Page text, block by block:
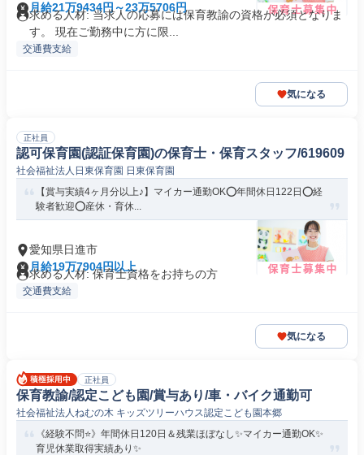
月給21万9434円～23万5706円
求める人材: 当求人の応募には保育教諭の資格が必須となりま
す。 現在ご勤務中に方に限...
交通費支給
気になる
正社員
認可保育園(認証保育園)の保育士・保育スタッフ/619609
社会福祉法人日東保育園 日東保育園
【賞与実績4ヶ月分以上♪】マイカー通勤OK⭕️年間休日122日⭕️経
験者歓迎⭕️産休・育休...
愛知県日進市
月給19万7904円以上
求める人材: 保育士資格をお持ちの方
交通費支給
気になる
正社員
保育教諭/認定こども園/賞与あり/車・バイク通勤可
社会福祉法人ねむの木 キッズツリーハウス認定こども園本郷
《経験不問⭐》年間休日120日＆残業ほぼなし✨マイカー通勤OK✨
育児休業取得実績あり✨